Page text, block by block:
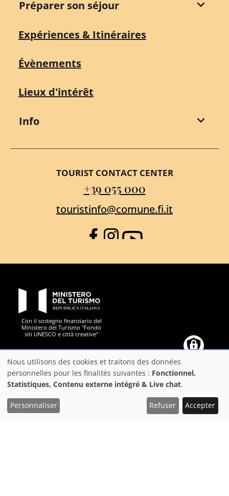
Préparer son séjour
Expériences & Itinéraires
Évènements
Lieux d'intérêt
Info
TOURIST CONTACT CENTER
+39 055 000
touristinfo@comune.fi.it
Facebook
Instagram
YouTube
Con il sostegno finanziario del
Ministero del Turismo "Fondo
siti UNESCO e città creative"
Città Metropolitana
https://play.google.com/store/apps/details?
https://apps.apple.com/it/app/
Download the FeelFlorence App to organize your trip
Utilisation
des
données
Nous utilisons des cookies et traitons des données
personnelles pour les finalités suivantes : Fonctionnel,
Statistiques, Contenu externe intégré & Live chat.
Personnaliser Refuser Accepter